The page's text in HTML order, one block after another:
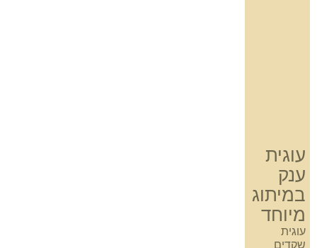
עוגית
ענק
במיתוג
מיוחד
עוגית
שקדים